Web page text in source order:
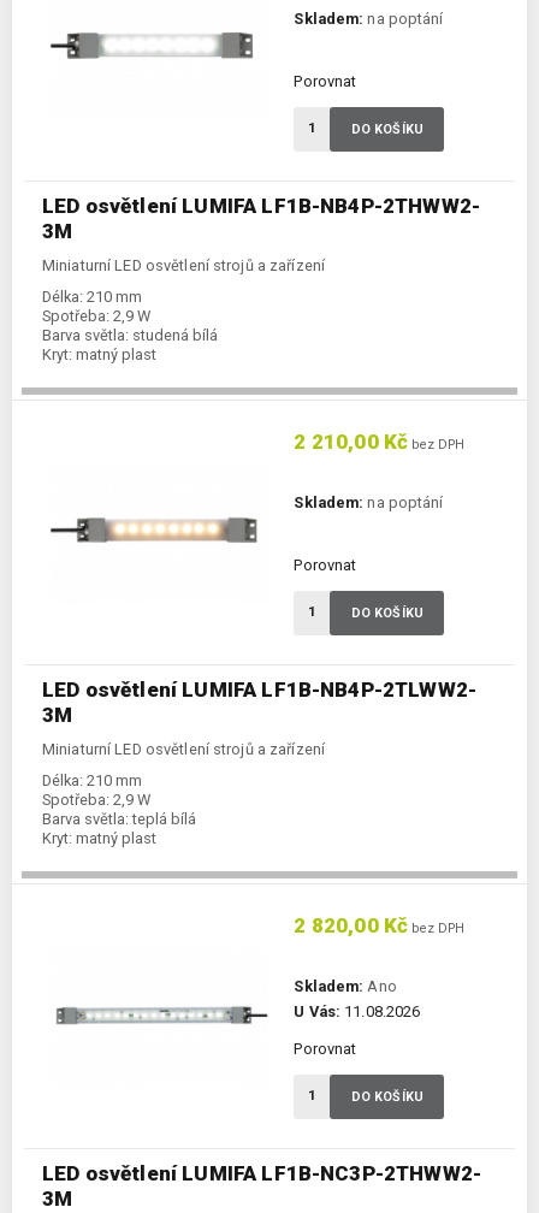
LED osvětlení LUMIFA LF1B-NB4P-2THWW2-
3M
Miniaturní LED osvětlení strojů a zařízení
Délka: 210 mm
Spotřeba: 2,9 W
Barva světla: studená bílá
Kryt: matný plast
Skladem: na poptání
Porovnat
DO KOŠÍKU
LED osvětlení LUMIFA LF1B-NB4P-2TLWW2-
3M
Miniaturní LED osvětlení strojů a zařízení
Délka: 210 mm
Spotřeba: 2,9 W
Barva světla: teplá bílá
Kryt: matný plast
2 210,00 Kč bez DPH
Skladem: na poptání
Porovnat
DO KOŠÍKU
LED osvětlení LUMIFA LF1B-NC3P-2THWW2-
3M
2 820,00 Kč bez DPH
Skladem: Ano
U Vás: 11.08.2026
Porovnat
DO KOŠÍKU